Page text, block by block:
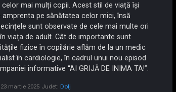
celor mai mulți copii. Acest stil de viață își
amprenta pe sănătatea celor mici, însă
sunt observate de cele mai multe ori
viața de adult. Cât de importante sunt
fizice în copilărie aflăm de la un medic
în cardiologie, în cadrul unui nou episod
informative “AI GRIJĂ DE INIMA TA!”.
martie 2025 Judet: Dolj